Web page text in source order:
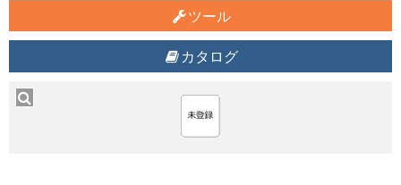
ツール
カタログ